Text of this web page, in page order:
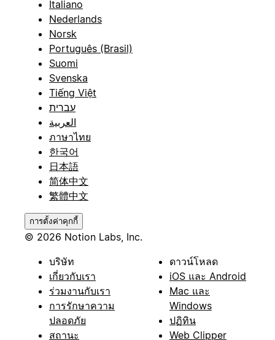
Italiano
Nederlands
Norsk
Português (Brasil)
Suomi
Svenska
Tiếng Việt
עברית
العربية
ภาษาไทย
한국어
日本語
简体中文
繁體中文
การตั้งค่าคุกกี้
© 2026 Notion Labs, Inc.
บริษัท
เกี่ยวกับเรา
ร่วมงานกับเรา
การรักษาความ
ปลอดภัย
สถานะ
ดาวน์โหลด
iOS และ Android
Mac และ
Windows
ปฏิทิน
Web Clipper